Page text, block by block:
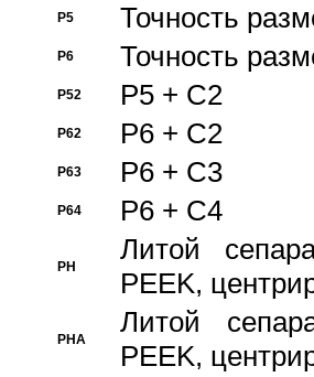
P5 Точность
P6 Точность
P52 P5 + C2
P62 P6 + C2
P63 P6 + C3
P64 P6 + C4
PH
Литой
PEEK,
PHA
Литой
PEEK,